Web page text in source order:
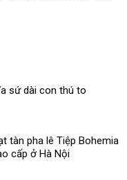
sứ dài con thú to
tàn pha lê Tiệp Bohemia
cấp ở Hà Nội